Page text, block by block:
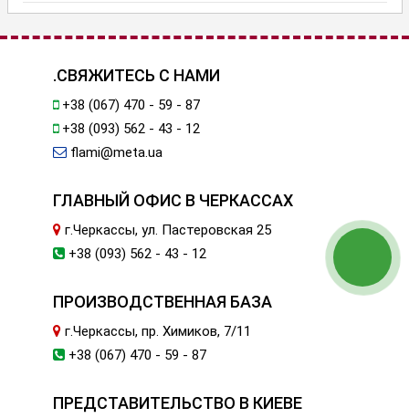
.СВЯЖИТЕСЬ С НАМИ
+38 (067) 470 - 59 - 87
+38 (093) 562 - 43 - 12
flami@meta.ua
ГЛАВНЫЙ ОФИС В ЧЕРКАССАХ
г.Черкассы, ул. Пастеровская 25
+38 (093) 562 - 43 - 12
ПРОИЗВОДСТВЕННАЯ БАЗА
г.Черкассы, пр. Химиков, 7/11
+38 (067) 470 - 59 - 87
ПРЕДСТАВИТЕЛЬСТВО В КИЕВЕ